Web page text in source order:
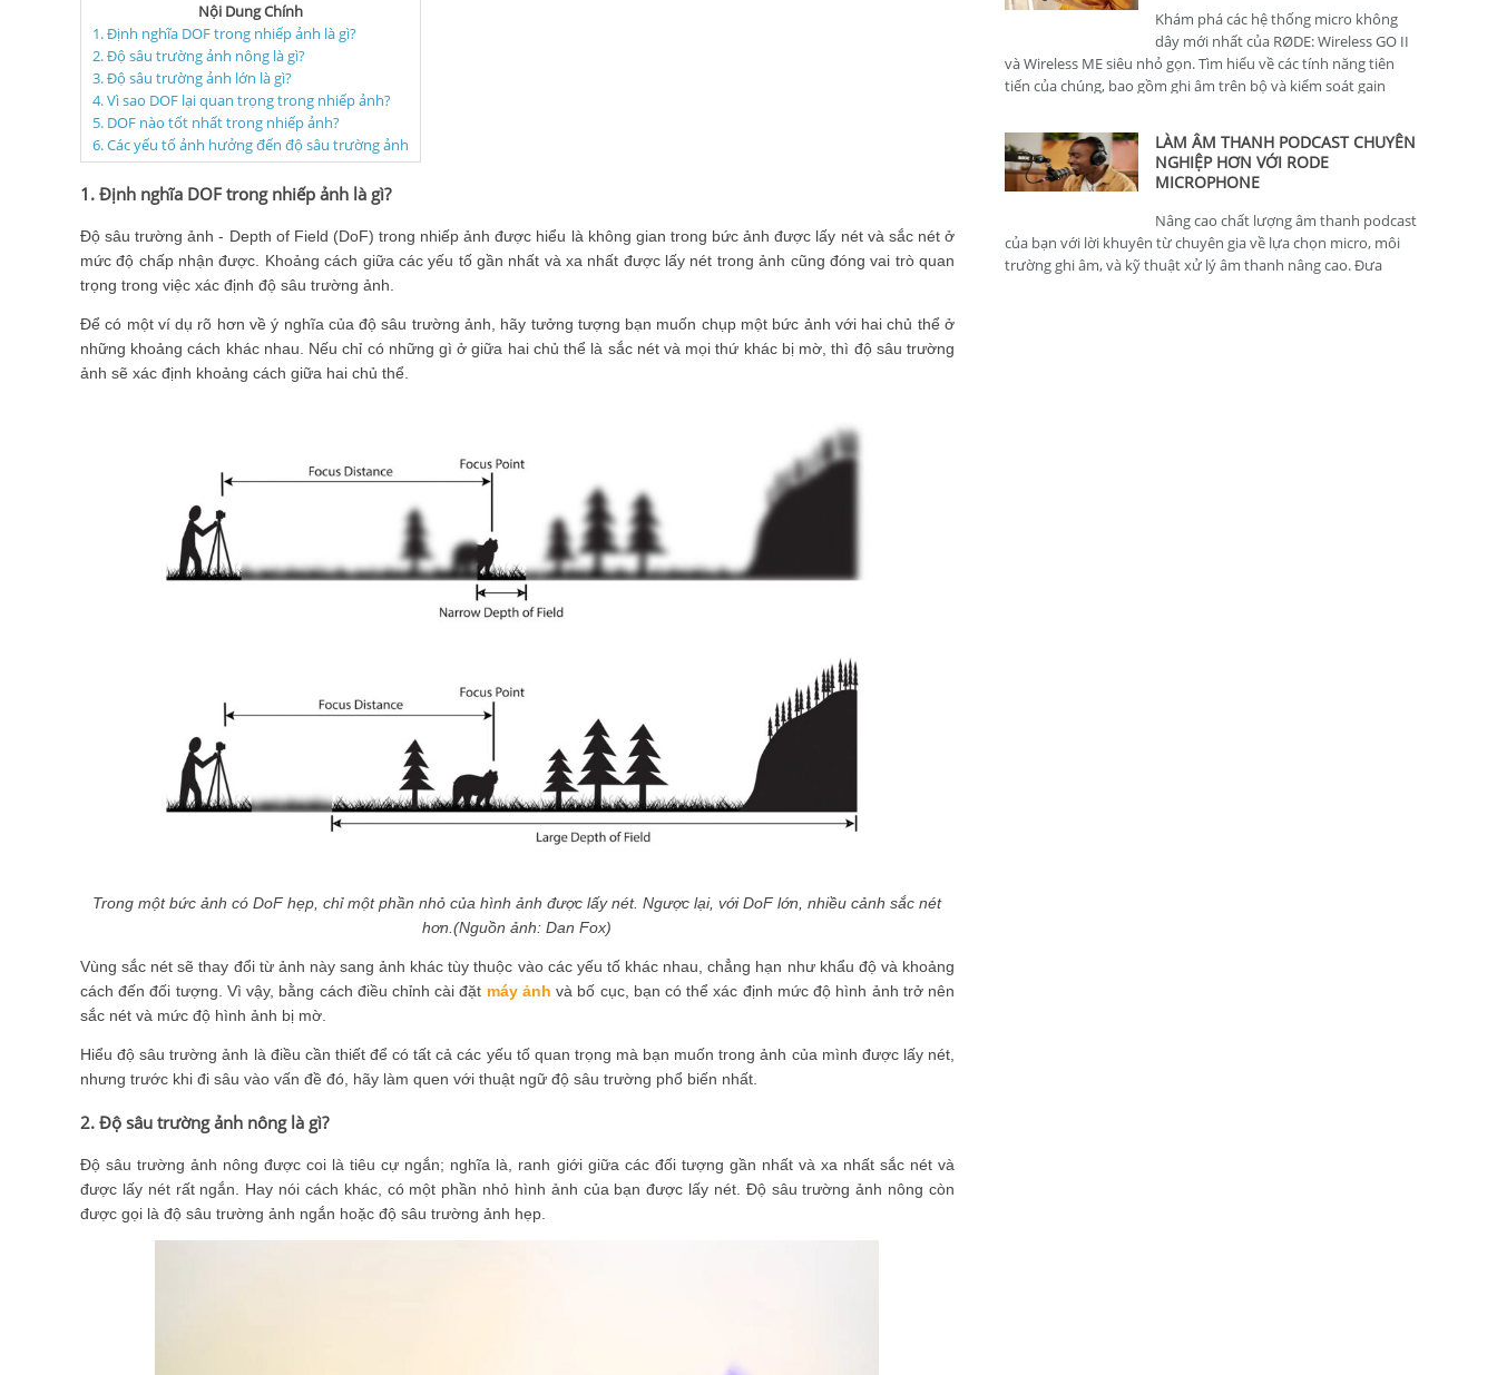
Nội Dung Chính
1. Định nghĩa DOF trong nhiếp ảnh là gì?
2. Độ sâu trường ảnh nông là gì?
3. Độ sâu trường ảnh lớn là gì?
4. Vì sao DOF lại quan trọng trong nhiếp ảnh?
5. DOF nào tốt nhất trong nhiếp ảnh?
6. Các yếu tố ảnh hưởng đến độ sâu trường ảnh
1. Định nghĩa DOF trong nhiếp ảnh là gì?
Độ sâu trường ảnh - Depth of Field (DoF) trong nhiếp ảnh được hiểu là không gian trong bức ảnh được lấy nét và sắc nét ở
mức độ chấp nhận được. Khoảng cách giữa các yếu tố gần nhất và xa nhất được lấy nét trong ảnh cũng đóng vai trò quan
trọng trong việc xác định độ sâu trường ảnh.
Để có một ví dụ rõ hơn về ý nghĩa của độ sâu trường ảnh, hãy tưởng tượng bạn muốn chụp một bức ảnh với hai chủ thể ở
những khoảng cách khác nhau. Nếu chỉ có những gì ở giữa hai chủ thể là sắc nét và mọi thứ khác bị mờ, thì độ sâu trường
ảnh sẽ xác định khoảng cách giữa hai chủ thể.
Trong một bức ảnh có DoF hẹp, chỉ một phần nhỏ của hình ảnh được lấy nét. Ngược lại, với DoF lớn, nhiều cảnh sắc nét
hơn.(Nguồn ảnh: Dan Fox)
Vùng sắc nét sẽ thay đổi từ ảnh này sang ảnh khác tùy thuộc vào các yếu tố khác nhau, chẳng hạn như khẩu độ và khoảng
cách đến đối tượng. Vì vậy, bằng cách điều chỉnh cài đặt máy ảnh và bố cục, bạn có thể xác định mức độ hình ảnh trở nên
sắc nét và mức độ hình ảnh bị mờ.
Hiểu độ sâu trường ảnh là điều cần thiết để có tất cả các yếu tố quan trọng mà bạn muốn trong ảnh của mình được lấy nét,
nhưng trước khi đi sâu vào vấn đề đó, hãy làm quen với thuật ngữ độ sâu trường phổ biến nhất.
2. Độ sâu trường ảnh nông là gì?
Độ sâu trường ảnh nông được coi là tiêu cự ngắn; nghĩa là, ranh giới giữa các đối tượng gần nhất và xa nhất sắc nét và
được lấy nét rất ngắn. Hay nói cách khác, có một phần nhỏ hình ảnh của bạn được lấy nét. Độ sâu trường ảnh nông còn
được gọi là độ sâu trường ảnh ngắn hoặc độ sâu trường ảnh hẹp.
Khám phá các hệ thống micro không
dây mới nhất của RØDE: Wireless GO II
và Wireless ME siêu nhỏ gọn. Tìm hiểu về các tính năng tiên
tiến của chúng, bao gồm ghi âm trên bộ và kiểm soát gain
LÀM ÂM THANH PODCAST CHUYÊN
NGHIỆP HƠN VỚI RODE
MICROPHONE
Nâng cao chất lượng âm thanh podcast
của bạn với lời khuyên từ chuyên gia về lựa chọn micro, môi
trường ghi âm, và kỹ thuật xử lý âm thanh nâng cao. Đưa